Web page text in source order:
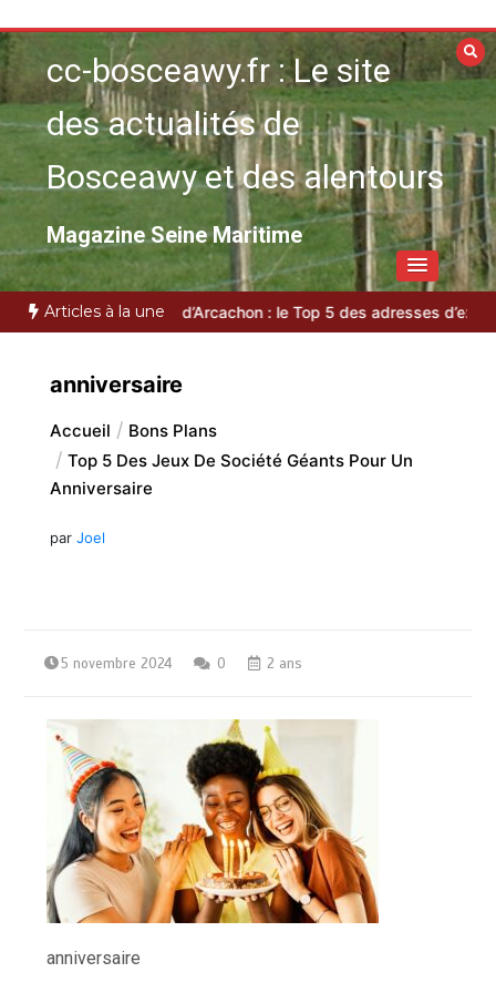
au
contenucc-bosceawy.fr : Le site
des actualités de
Bosceawy et des alentours
Magazine Seine Maritime
Articles à la une
VTC bassin d’Arcachon : le Top 5 des adresses d’exception
anniversaire
Accueil
Bons Plans
Top 5 Des Jeux De Société Géants Pour Un
Anniversaire
par Joel
5 novembre 2024 0 2 ans
anniversaire